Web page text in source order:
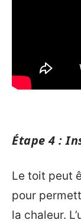
Étape 4 :
Le toit peut
pour
la chaleur.